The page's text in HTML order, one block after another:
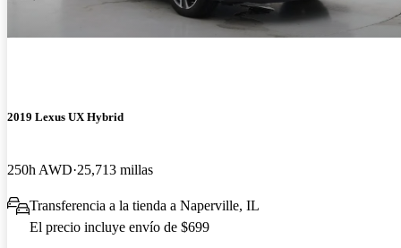
2019 Lexus UX Hybrid
250h AWD 25,713 millas
Transferencia a la tienda a Naperville, IL
El precio incluye envío de $699